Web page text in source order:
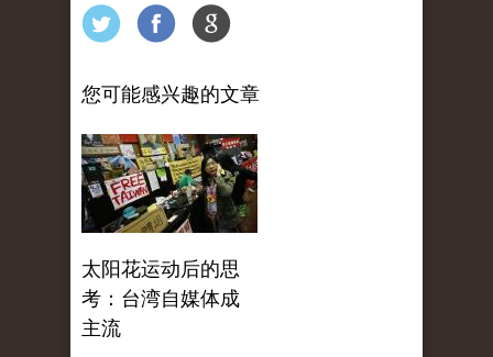
您可能感兴趣的文章
太阳花运动后的思
考：台湾自媒体成
主流